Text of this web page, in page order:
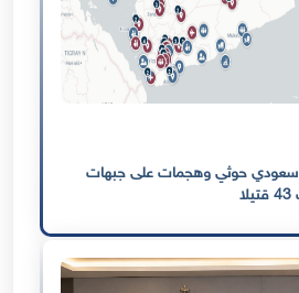
سعودي حوثي وهجمات على جبهات